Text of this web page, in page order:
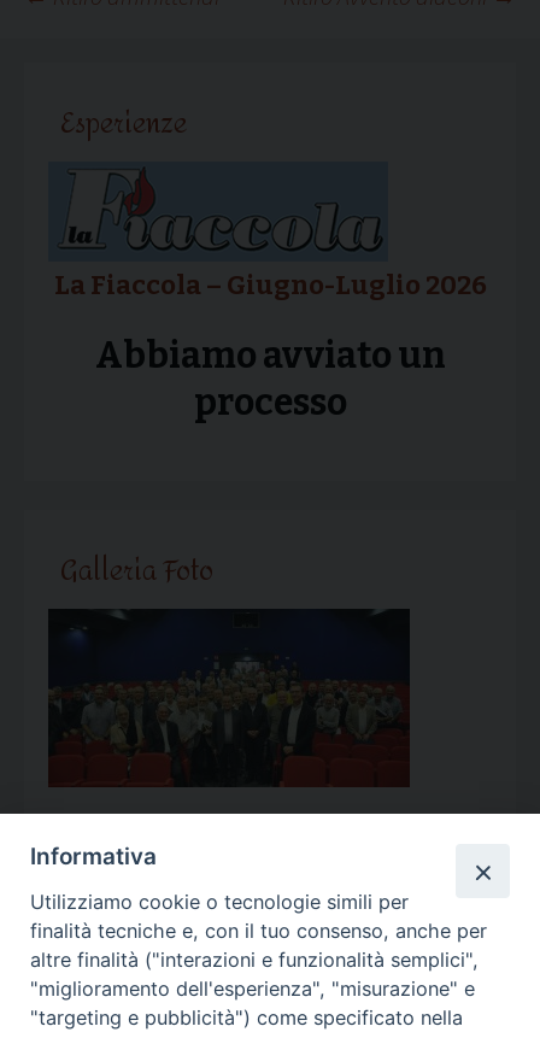
Navigazione
Esperienze
La Fiaccola – Giugno-Luglio 2026
Abbiamo avviato un
processo
Galleria Foto
Calendario Appuntamenti
<< Ago 2026 >>
l m m g v s d
Informativa
Utilizziamo cookie o tecnologie simili per
finalità tecniche e, con il tuo consenso, anche per
altre finalità ("interazioni e funzionalità semplici",
"miglioramento dell'esperienza", "misurazione" e
"targeting e pubblicità") come specificato nella